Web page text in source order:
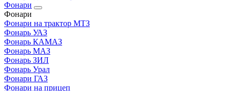
Фонари
Фонари
Фонари на трактор МТЗ
Фонарь УАЗ
Фонарь КАМАЗ
Фонарь МАЗ
Фонарь ЗИЛ
Фонарь Урал
Фонари ГАЗ
Фонари на прицеп